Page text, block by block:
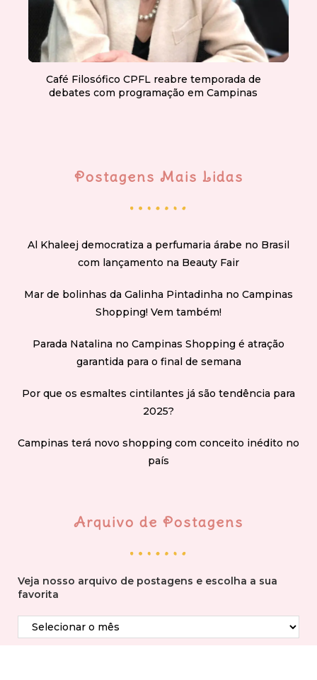
Café Filosófico CPFL reabre temporada de
debates com programação em Campinas
Postagens Mais Lidas
Al Khaleej democratiza a perfumaria árabe no Brasil
com lançamento na Beauty Fair
Mar de bolinhas da Galinha Pintadinha no Campinas
Shopping! Vem também!
Parada Natalina no Campinas Shopping é atração
garantida para o final de semana
Por que os esmaltes cintilantes já são tendência para
2025?
Campinas terá novo shopping com conceito inédito no
país
Arquivo de Postagens
Veja nosso arquivo de postagens e escolha a sua
favorita